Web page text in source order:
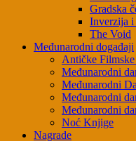
Gradska
Inverzija i
The Void
Međunarodni događaji
Antičke Filmske
Međunarodni
Međunarodni
Međunarodni
Međunarodni
Noć Knjige
Nagrade